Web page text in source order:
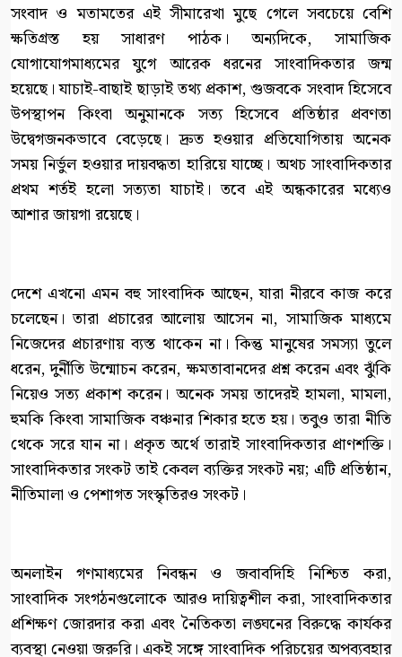
সংবাদ ও মতামতের এই সীমারেখা মুছে গেলে সবচেয়ে বেশি
ক্ষতিগ্রস্ত হয় সাধারণ পাঠক। অন্যদিকে, সামাজিক
যোগাযোগমাধ্যমের যুগে আরেক ধরনের সাংবাদিকতার জন্ম
হয়েছে। যাচাই-বাছাই ছাড়াই তথ্য প্রকাশ, গুজবকে সংবাদ হিসেবে
উপস্থাপন কিংবা অনুমানকে সত্য হিসেবে প্রতিষ্ঠার প্রবণতা
উদ্বেগজনকভাবে বেড়েছে। দ্রুত হওয়ার প্রতিযোগিতায় অনেক
সময় নির্ভুল হওয়ার দায়বদ্ধতা হারিয়ে যাচ্ছে। অথচ সাংবাদিকতার
প্রথম শর্তই হলো সত্যতা যাচাই। তবে এই অন্ধকারের মধ্যেও
আশার জায়গা রয়েছে।
দেশে এখনো এমন বহু সাংবাদিক আছেন, যারা নীরবে কাজ করে
চলেছেন। তারা প্রচারের আলোয় আসেন না, সামাজিক মাধ্যমে
নিজেদের প্রচারণায় ব্যস্ত থাকেন না। কিন্তু মানুষের সমস্যা তুলে
ধরেন, দুর্নীতি উন্মোচন করেন, ক্ষমতাবানদের প্রশ্ন করেন এবং ঝুঁকি
নিয়েও সত্য প্রকাশ করেন। অনেক সময় তাদেরই হামলা, মামলা,
হুমকি কিংবা সামাজিক বঞ্চনার শিকার হতে হয়। তবুও তারা নীতি
থেকে সরে যান না। প্রকৃত অর্থে তারাই সাংবাদিকতার প্রাণশক্তি।
সাংবাদিকতার সংকট তাই কেবল ব্যক্তির সংকট নয়; এটি প্রতিষ্ঠান,
নীতিমালা ও পেশাগত সংস্কৃতিরও সংকট।
অনলাইন গণমাধ্যমের নিবন্ধন ও জবাবদিহি নিশ্চিত করা,
সাংবাদিক সংগঠনগুলোকে আরও দায়িত্বশীল করা, সাংবাদিকতার
প্রশিক্ষণ জোরদার করা এবং নৈতিকতা লঙ্ঘনের বিরুদ্ধে কার্যকর
ব্যবস্থা নেওয়া জরুরি। একই সঙ্গে সাংবাদিক পরিচয়ের অপব্যবহার